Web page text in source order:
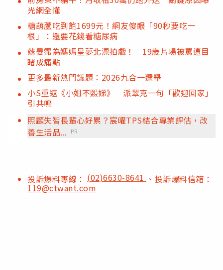
光網全懂
糖葫蘆吃到飽1699元！網友傻眼「90秒要吃一
根」：還要花錢看糖尿病
蘇晏霈為媽媽星夢北漂拍戲！ 19歲片場被罵遭目
睹成痛點
更多最新熱門議題：2026九合一選舉
小S重返《小姐不熙娣》 派翠克一句「歡迎回家」
引共鳴
照顧失智長輩心好累？宸曜TPS結合專業評估，改
善生活品...
PR
投訴爆料專線： (02)6630-8641 、投訴爆料信箱：
119@ctwant.com